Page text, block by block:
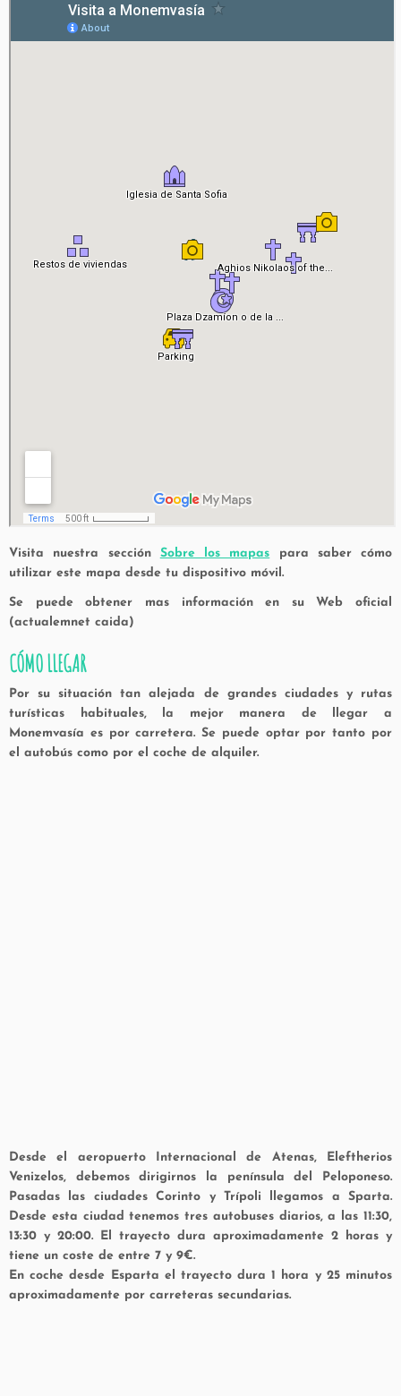
Visita nuestra sección Sobre los mapas para saber cómo
utilizar este mapa desde tu dispositivo móvil.
Se puede obtener mas información en su Web oficial
(actualemnet caida)
CÓMO LLEGAR
Por su situación tan alejada de grandes ciudades y rutas
turísticas habituales, la mejor manera de llegar a
Monemvasía es por carretera. Se puede optar por tanto por
el autobús como por el coche de alquiler.
Desde el aeropuerto Internacional de Atenas, Eleftherios
Venizelos, debemos dirigirnos la península del Peloponeso.
Pasadas las ciudades Corinto y Trípoli llegamos a Sparta.
Desde esta ciudad tenemos tres autobuses diarios, a las 11:30,
13:30 y 20:00. El trayecto dura aproximadamente 2 horas y
tiene un coste de entre 7 y 9€.
En coche desde Esparta el trayecto dura 1 hora y 25 minutos
aproximadamente por carreteras secundarias.